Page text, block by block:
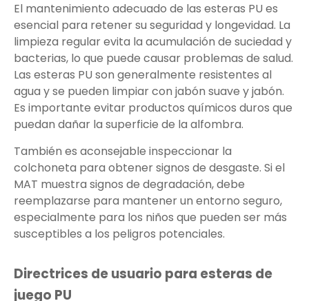
El mantenimiento adecuado de las esteras PU es
esencial para retener su seguridad y longevidad. La
limpieza regular evita la acumulación de suciedad y
bacterias, lo que puede causar problemas de salud.
Las esteras PU son generalmente resistentes al
agua y se pueden limpiar con jabón suave y jabón.
Es importante evitar productos químicos duros que
puedan dañar la superficie de la alfombra.
También es aconsejable inspeccionar la
colchoneta para obtener signos de desgaste. Si el
MAT muestra signos de degradación, debe
reemplazarse para mantener un entorno seguro,
especialmente para los niños que pueden ser más
susceptibles a los peligros potenciales.
Directrices de usuario para esteras de
juego PU